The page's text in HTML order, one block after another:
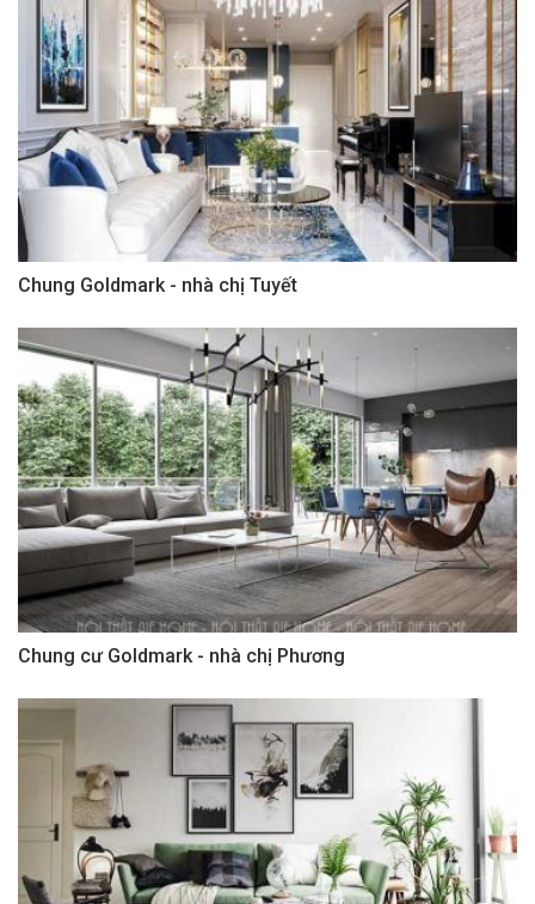
Chung Goldmark - nhà chị Tuyết
Chung cư Goldmark - nhà chị Phương